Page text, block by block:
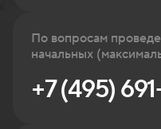
По вопросам
начальных
+7 (495)